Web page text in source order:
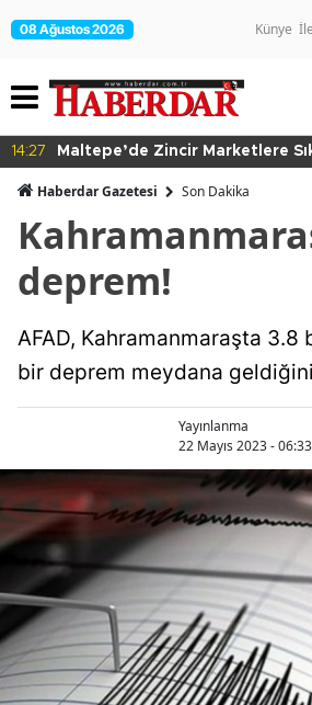
08 Ağustos 2026 Künye
14:27 Maltepe’de Zincir Marketlere
Haberdar Gazetesi Son Dakika
deprem!
AFAD, Kahramanmaraşta 3.8
bir deprem meydana geldiğini
Yayınlanma
22 Mayıs 2023 - 06:33